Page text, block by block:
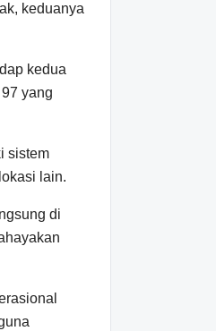
keduanya
kedua
yang
sistem
lain.
di